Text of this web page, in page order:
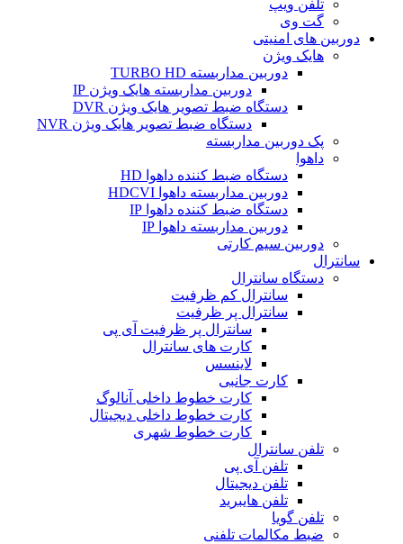
تلفن ویپ
گت وی
دوربین های امنیتی
هایک ویژن
دوربین مداربسته TURBO HD
دوربین مداربسته هایک ویژن IP
دستگاه ضبط تصویر هایک ویژن DVR
دستگاه ضبط تصویر هایک ویژن NVR
پک دوربین مداربسته
داهوا
دستگاه ضبط کننده داهوا HD
دوربین مداربسته داهوا HDCVI
دستگاه ضبط کننده داهوا IP
دوربین مداربسته داهوا IP
دوربین سیم کارتی
سانترال
دستگاه سانترال
سانترال کم ظرفیت
سانترال پر ظرفیت
سانترال پر ظرفیت آی پی
کارت های سانترال
لاینسس
کارت جانبی
کارت خطوط داخلی آنالوگ
کارت خطوط داخلی دیجیتال
کارت خطوط شهری
تلفن سانترال
تلفن آی پی
تلفن دیجیتال
تلفن هایبرید
تلفن گویا
ضبط مکالمات تلفنی